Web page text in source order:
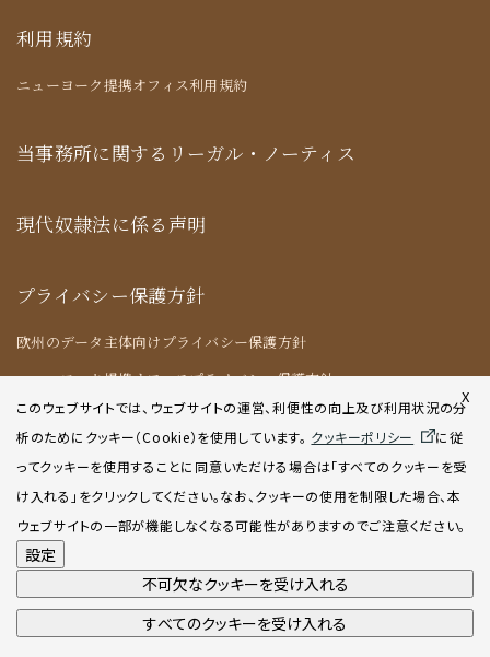
利用規約
ニューヨーク提携オフィス利用規約
当事務所に関するリーガル・ノーティス
現代奴隷法に係る声明
プライバシー保護方針
欧州のデータ主体向けプライバシー保護方針
ニューヨーク提携オフィスプライバシー保護方針
クッキーポリシー
AIポリシー
©2001-2026 Atsumi & Sakai
X
このウェブサイトでは、ウェブサイトの運営、利便性の向上及び利用状況の分
析のためにクッキー（Cookie）を使用しています。 クッキーポリシー
に従
ってクッキーを使用することに同意いただける場合は「すべてのクッキーを受
け入れる」をクリックしてください。なお、クッキーの使用を制限した場合、本
ウェブサイトの一部が機能しなくなる可能性がありますのでご注意ください。
設定
不可欠なクッキーを受け入れる
すべてのクッキーを受け入れる